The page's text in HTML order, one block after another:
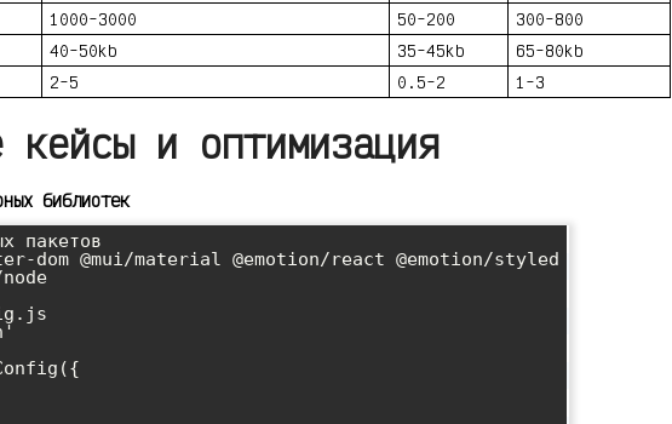
1000-3000 50-200
300-800
40-50kb 35-45kb
65-80kb
2-5 0.5-2 1-3
кейсы и оптимизация
библиотек
пакетов
@mui/material @emotion/react @emotion/styled